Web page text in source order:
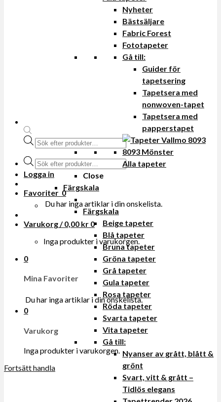
Produktsökning
Produktsökning
Logga in
Favoriter 0
Du har inga artiklar i din onskelista.
Varukorg /0,00 kr 0
Inga produkter i varukorgen.
0
Mina Favoriter
Du har inga artiklar i din onskelista.
0
Varukorg
Inga produkter i varukorgen.
Fortsätt handla
Nyheter
Bästsäljare
Fabric Forest
Fototapeter
Gå till:
Guider för
tapetsering
Tapetsera med
nonwoven-tapet
Tapetsera med
papperstapet
Alla tapeter
Close
Färgskala
Färgskala
Beige tapeter
Blå tapeter
Bruna tapeter
Gröna tapeter
Grå tapeter
Gula tapeter
Rosa tapeter
Röda tapeter
Svarta tapeter
Vita tapeter
Gå till:
Nyanser av grått, blått &
grönt
Svart, vitt & grått –
Tidlös elegans